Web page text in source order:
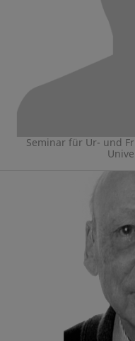
Seminar für Ur- und